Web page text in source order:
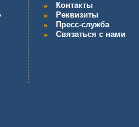
Контакты
Реквизиты
Пресс-служба
Связаться с нами